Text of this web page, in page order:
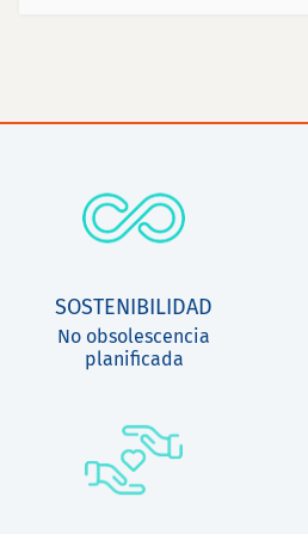
SOSTENIBILIDAD
No obsolescencia
planificada